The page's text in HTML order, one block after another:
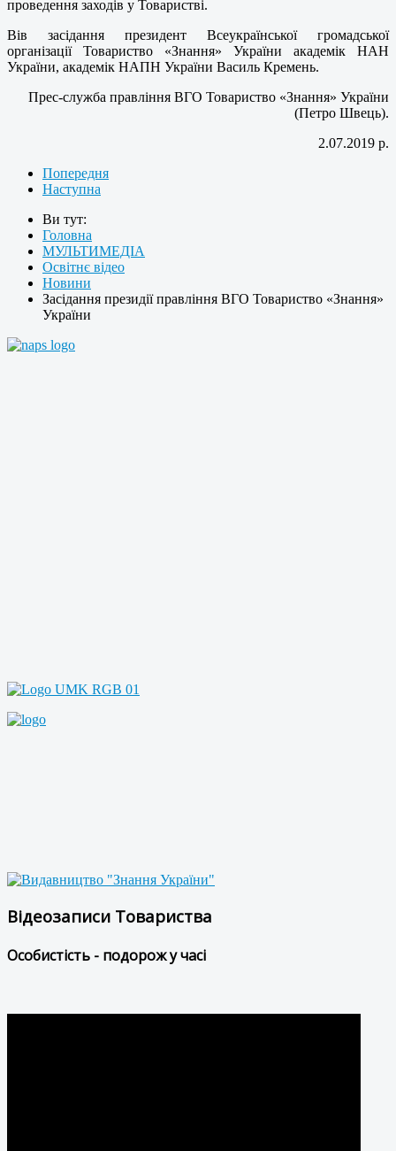
проведення заходів у Товаристві.
Вів засідання президент Всеукраїнської громадської
організації Товариство «Знання» України академік НАН
України, академік НАПН України Василь Кремень.
Прес-служба правління ВГО Товариство «Знання» України
(Петро Швець).
2.07.2019 р.
Попередня
Наступна
Ви тут:
Головна
МУЛЬТИМЕДІА
Освітнє відео
Новини
Засідання президії правління ВГО Товариство «Знання»
України
Відеозаписи Товариства
Особистість - подорож у часі